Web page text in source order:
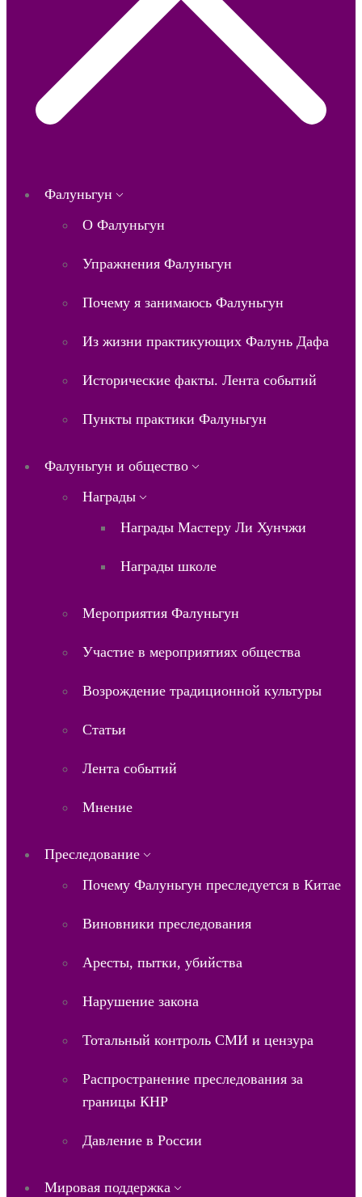
Фалуньгун
О Фалуньгун
Упражнения Фалуньгун
Почему я занимаюсь Фалуньгун
Из жизни практикующих Фалунь Дафа
Исторические факты. Лента событий
Пункты практики Фалуньгун
Фалуньгун и общество
Награды
Награды Мастеру Ли Хунчжи
Награды школе
Мероприятия Фалуньгун
Участие в мероприятиях общества
Возрождение традиционной культуры
Статьи
Лента событий
Мнение
Преследование
Почему Фалуньгун преследуется в Китае
Виновники преследования
Аресты, пытки, убийства
Нарушение закона
Тотальный контроль СМИ и цензура
Распространение преследования за
границы КНР
Давление в России
Мировая поддержка